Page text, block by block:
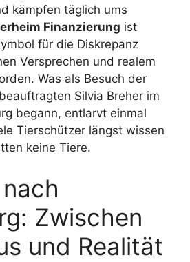
kämpfen täglich ums
Finanzierung ist
für die Diskrepanz
Versprechen und realem
Was als Besuch der
Silvia Breher im
begann, entlarvt einmal
Tierschützer längst wissen
keine Tiere.
Zwischen
und Realität